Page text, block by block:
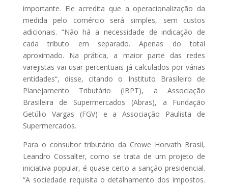
importante. Ele acredita que a operacionalização da
medida pelo comércio será simples, sem custos
adicionais. “Não há a necessidade de indicação de
cada tributo em separado. Apenas do total
aproximado. Na prática, a maior parte das redes
varejistas vai usar percentuais já calculados por várias
entidades“, disse, citando o Instituto Brasileiro de
Planejamento Tributário (IBPT), a Associação
Brasileira de Supermercados (Abras), a Fundação
Getúlio Vargas (FGV) e a Associação Paulista de
Supermercados.
Para o consultor tributário da Crowe Horvath Brasil,
Leandro Cossalter, como se trata de um projeto de
iniciativa popular, é quase certo a sanção presidencial.
“A sociedade requisita o detalhamento dos impostos.